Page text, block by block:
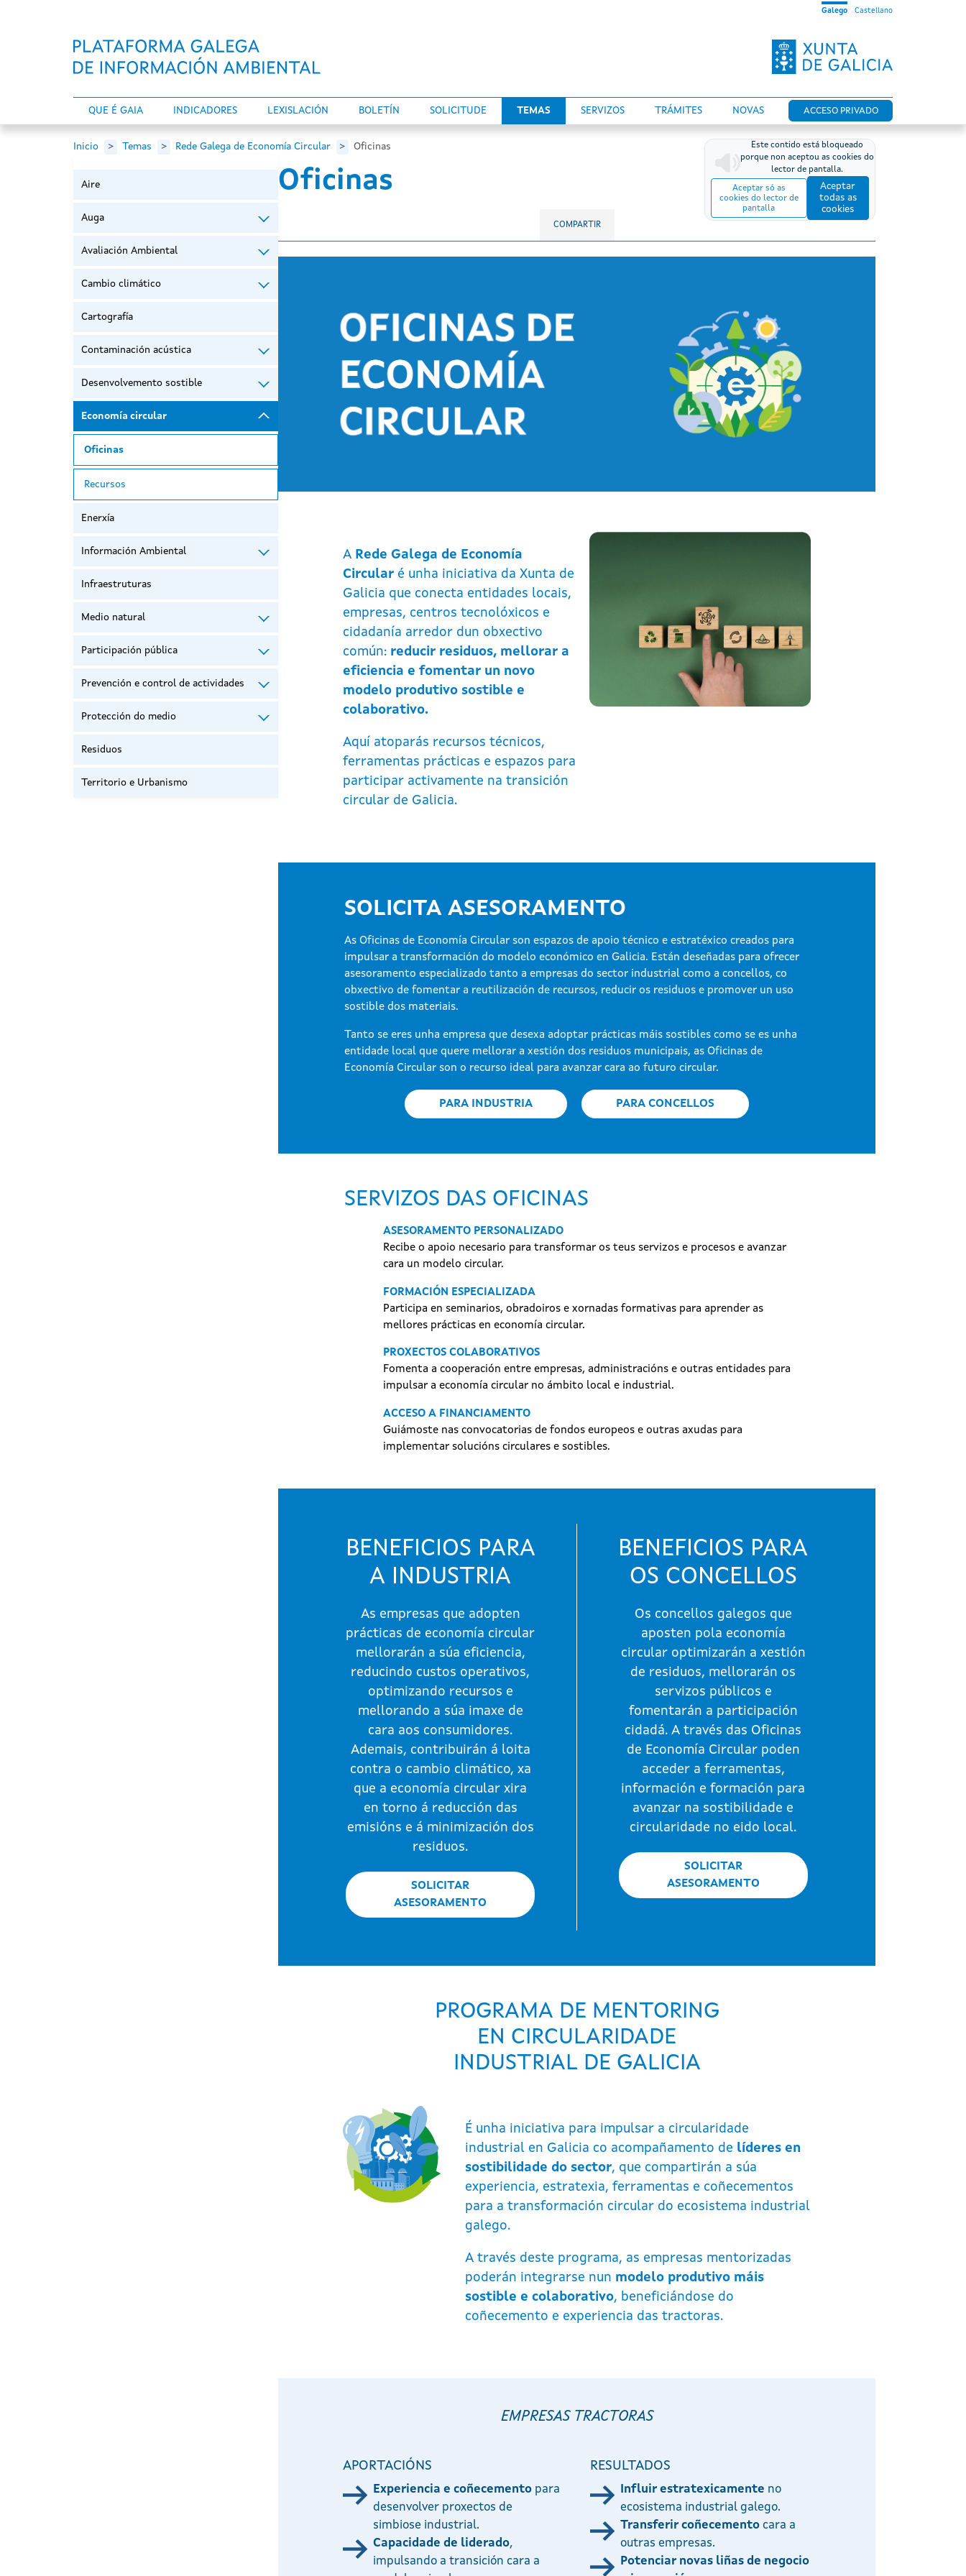
Galego Castellano
QUE É GAIA INDICADORES LEXISLACIÓN BOLETÍN SOLICITUDE TEMAS SERVIZOS TRÁMITES NOVAS ACCESO PRIVADO
Inicio Temas Rede Galega de Economía Circular Oficinas
Aire
Auga
Avaliación Ambiental
Cambio climático
Cartografía
Contaminación acústica
Desenvolvemento sostible
Economía circular
Oficinas
Recursos
Enerxía
Información Ambiental
Infraestruturas
Medio natural
Participación pública
Prevención e control de actividades
Protección do medio
Residuos
Territorio e Urbanismo
Oficinas
Este contido está bloqueado
porque non aceptou as cookies do
lector de pantalla.
Aceptar só as
cookies do lector de
pantalla
Aceptar
todas as
cookies
COMPARTIR
A Rede Galega de Economía
Circular é unha iniciativa da Xunta de
Galicia que conecta entidades locais,
empresas, centros tecnolóxicos e
cidadanía arredor dun obxectivo
común: reducir residuos, mellorar a
eficiencia e fomentar un novo
modelo produtivo sostible e
colaborativo.
Aquí atoparás recursos técnicos,
ferramentas prácticas e espazos para
participar activamente na transición
circular de Galicia.
SOLICITA ASESORAMENTO
As Oficinas de Economía Circular son espazos de apoio técnico e estratéxico creados para
impulsar a transformación do modelo económico en Galicia. Están deseñadas para ofrecer
asesoramento especializado tanto a empresas do sector industrial como a concellos, co
obxectivo de fomentar a reutilización de recursos, reducir os residuos e promover un uso
sostible dos materiais.
Tanto se eres unha empresa que desexa adoptar prácticas máis sostibles como se es unha
entidade local que quere mellorar a xestión dos residuos municipais, as Oficinas de
Economía Circular son o recurso ideal para avanzar cara ao futuro circular.
PARA INDUSTRIA PARA CONCELLOS
SERVIZOS DAS OFICINAS
ASESORAMENTO PERSONALIZADO
Recibe o apoio necesario para transformar os teus servizos e procesos e avanzar
cara un modelo circular.
FORMACIÓN ESPECIALIZADA
Participa en seminarios, obradoiros e xornadas formativas para aprender as
mellores prácticas en economía circular.
PROXECTOS COLABORATIVOS
Fomenta a cooperación entre empresas, administracións e outras entidades para
impulsar a economía circular no ámbito local e industrial.
ACCESO A FINANCIAMENTO
Guiámoste nas convocatorias de fondos europeos e outras axudas para
implementar solucións circulares e sostibles.
BENEFICIOS PARA
A INDUSTRIA
As empresas que adopten
prácticas de economía circular
mellorarán a súa eficiencia,
reducindo custos operativos,
optimizando recursos e
mellorando a súa imaxe de
cara aos consumidores.
Ademais, contribuirán á loita
contra o cambio climático, xa
que a economía circular xira
en torno á reducción das
emisións e á minimización dos
residuos.
SOLICITAR
ASESORAMENTO
BENEFICIOS PARA
OS CONCELLOS
Os concellos galegos que
aposten pola economía
circular optimizarán a xestión
de residuos, mellorarán os
servizos públicos e
fomentarán a participación
cidadá. A través das Oficinas
de Economía Circular poden
acceder a ferramentas,
información e formación para
avanzar na sostibilidade e
circularidade no eido local.
SOLICITAR
ASESORAMENTO
PROGRAMA DE MENTORING
EN CIRCULARIDADE
INDUSTRIAL DE GALICIA
É unha iniciativa para impulsar a circularidade
industrial en Galicia co acompañamento de líderes en
sostibilidade do sector, que compartirán a súa
experiencia, estratexia, ferramentas e coñecementos
para a transformación circular do ecosistema industrial
galego.
A través deste programa, as empresas mentorizadas
poderán integrarse nun modelo produtivo máis
sostible e colaborativo, beneficiándose do
coñecemento e experiencia das tractoras.
EMPRESAS TRACTORAS
APORTACIÓNS
Experiencia e coñecemento para
desenvolver proxectos de
simbiose industrial.
Capacidade de liderado,
impulsando a transición cara a
RESULTADOS
Influir estratexicamente no
ecosistema industrial galego.
Transferir coñecemento cara a
outras empresas.
Potenciar novas liñas de negocio